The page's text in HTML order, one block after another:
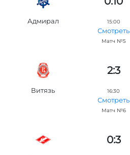
Адмирал 15:00
Смотреть
Матч №5
2:3
Витязь 16:30
Смотреть
Матч №6
0:3